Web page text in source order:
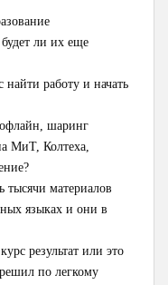
ли их еще
работу и начать
шаринг
МиТ, Колтеха,
тысячи материалов
языках и они в
результат или это
по легкому